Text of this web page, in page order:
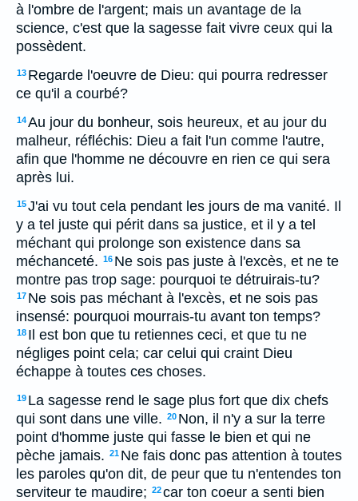
à l'ombre de l'argent; mais un avantage de la
science, c'est que la sagesse fait vivre ceux qui la
possèdent.
13 Regarde l'oeuvre de Dieu: qui pourra redresser
ce qu'il a courbé?
14Au jour du bonheur, sois heureux, et au jour du
malheur, réfléchis: Dieu a fait l'un comme l'autre,
afin que l'homme ne découvre en rien ce qui sera
après lui.
15J'ai vu tout cela pendant les jours de ma vanité. Il
y a tel juste qui périt dans sa justice, et il y a tel
méchant qui prolonge son existence dans sa
méchanceté. 16 Ne sois pas juste à l'excès, et ne te
montre pas trop sage: pourquoi te détruirais-tu?
17 Ne sois pas méchant à l'excès, et ne sois pas
insensé: pourquoi mourrais-tu avant ton temps?
18 Il est bon que tu retiennes ceci, et que tu ne
négliges point cela; car celui qui craint Dieu
échappe à toutes ces choses.
19 La sagesse rend le sage plus fort que dix chefs
qui sont dans une ville. 20 Non, il n'y a sur la terre
point d'homme juste qui fasse le bien et qui ne
pèche jamais. 21 Ne fais donc pas attention à toutes
les paroles qu'on dit, de peur que tu n'entendes ton
serviteur te maudire; 22car ton coeur a senti bien